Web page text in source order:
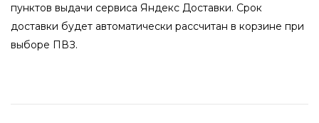
пунктов выдачи сервиса Яндекс Доставки. Срок
доставки будет автоматически рассчитан в корзине при
выборе ПВЗ.